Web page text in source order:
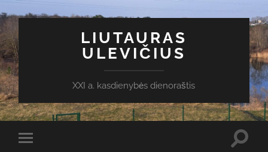
LIUTAURAS
ULEVIČIUS
XXI a. kasdienybės dienoraštis
Toggle